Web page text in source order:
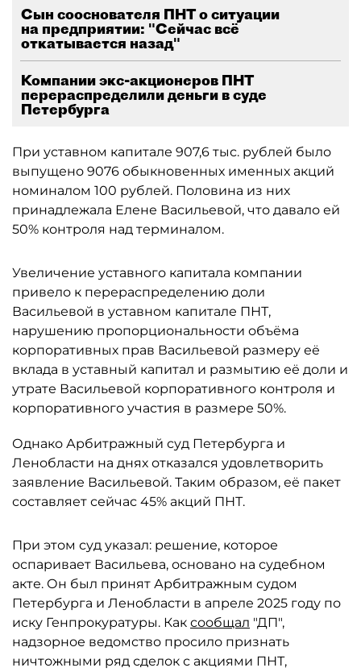
Сын сооснователя ПНТ о ситуации
на предприятии: "Сейчас всё
откатывается назад"
Компании экс-акционеров ПНТ
перераспределили деньги в суде
Петербурга
При уставном капитале 907,6 тыс. рублей было
выпущено 9076 обыкновенных именных акций
номиналом 100 рублей. Половина из них
принадлежала Елене Васильевой, что давало ей
50% контроля над терминалом.
Увеличение уставного капитала компании
привело к перераспределению доли
Васильевой в уставном капитале ПНТ,
нарушению пропорциональности объёма
корпоративных прав Васильевой размеру её
вклада в уставный капитал и размытию её доли и
утрате Васильевой корпоративного контроля и
корпоративного участия в размере 50%.
Однако Арбитражный суд Петербурга и
Ленобласти на днях отказался удовлетворить
заявление Васильевой. Таким образом, её пакет
составляет сейчас 45% акций ПНТ.
При этом суд указал: решение, которое
оспаривает Васильева, основано на судебном
акте. Он был принят Арбитражным судом
Петербурга и Ленобласти в апреле 2025 году по
иску Генпрокуратуры. Как сообщал "ДП",
надзорное ведомство просило признать
ничтожными ряд сделок с акциями ПНТ,